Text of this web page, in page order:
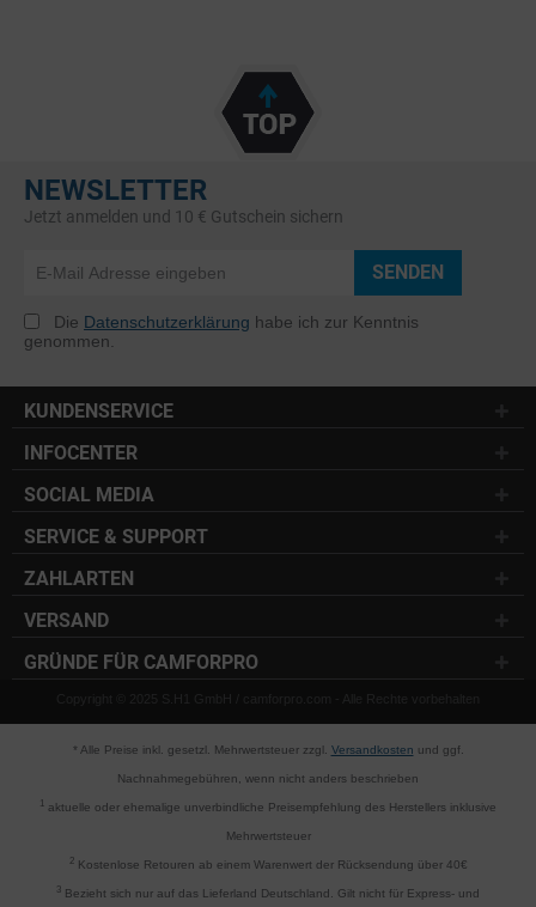
NEWSLETTER
Jetzt anmelden und 10 € Gutschein sichern
SENDEN
Die Datenschutzerklärung habe ich zur Kenntnis
genommen.
KUNDENSERVICE
INFOCENTER
SOCIAL MEDIA
SERVICE & SUPPORT
ZAHLARTEN
VERSAND
GRÜNDE FÜR CAMFORPRO
Copyright © 2025 S.H1 GmbH / camforpro.com - Alle Rechte vorbehalten
* Alle Preise inkl. gesetzl. Mehrwertsteuer zzgl. Versandkosten und ggf.
Nachnahmegebühren, wenn nicht anders beschrieben
aktuelle oder ehemalige unverbindliche Preisempfehlung des Herstellers inklusive
Mehrwertsteuer
2Kostenlose Retouren ab einem Warenwert der Rücksendung über 40€
3 Bezieht sich nur auf das Lieferland Deutschland. Gilt nicht für Express- und